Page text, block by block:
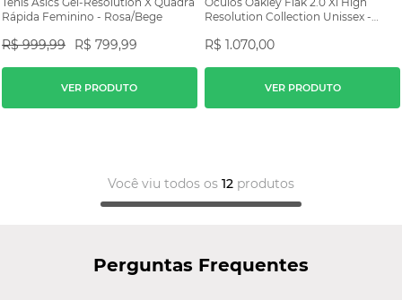
Rápida Feminino - Rosa/Bege
R$ 999,99 R$ 799,99
VER PRODUTO
Resolution Collection Unissex -
R$ 1.070,00
VER PRODUTO
Você viu todos os 12 produtos
Perguntas Frequentes